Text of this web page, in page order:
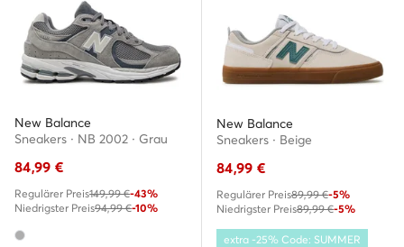
New Balance
Sneakers · NB 2002 · Grau
84,99 €
Regulärer Preis149,99 €-43%
Niedrigster Preis94,99 €-10%
New Balance
Sneakers · Beige
84,99 €
Regulärer Preis89,99 €-5%
Niedrigster Preis89,99 €-5%
extra -25% Code: SUMMER